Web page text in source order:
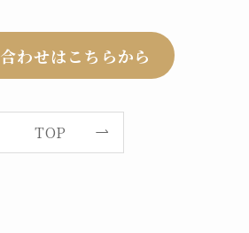
わせはこちらから
TOP